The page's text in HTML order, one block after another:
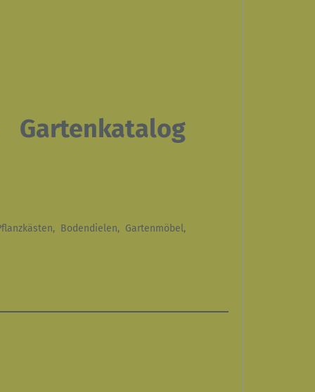
Bodendielen, Gartenmöbel,